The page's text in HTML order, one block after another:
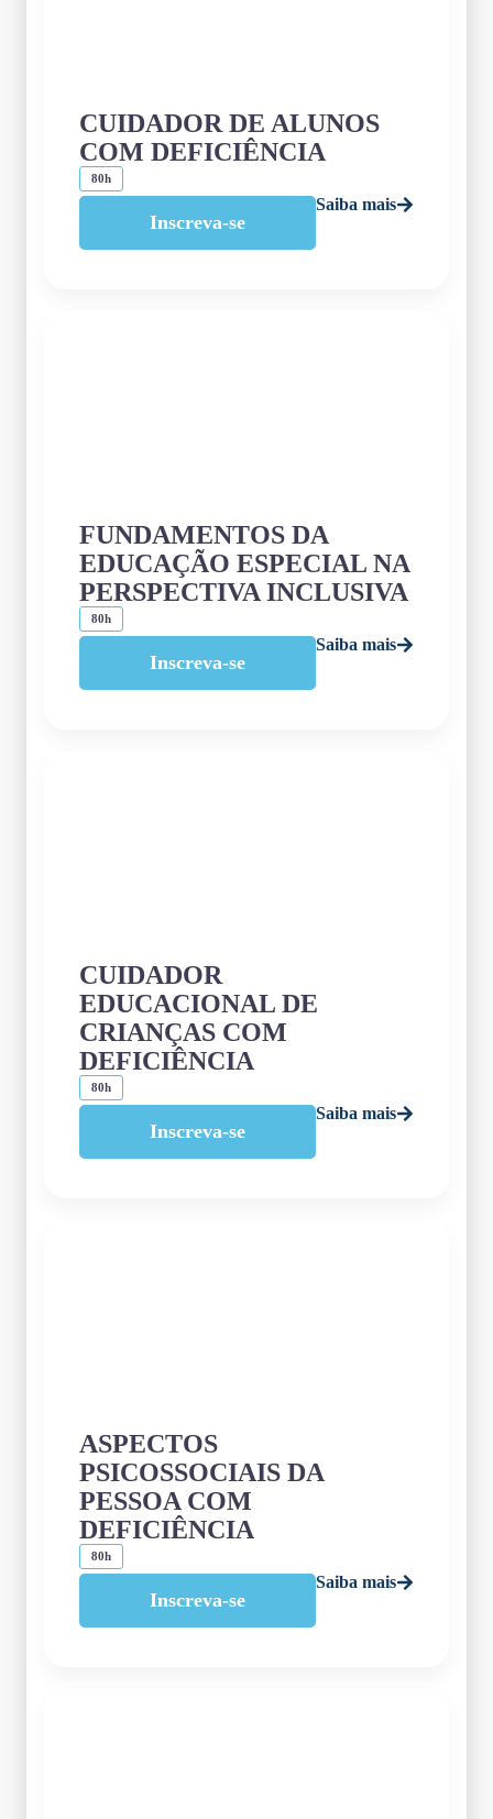
CUIDADOR DE ALUNOS
COM DEFICIÊNCIA
80h
Inscreva-se
Saiba mais
FUNDAMENTOS DA
EDUCAÇÃO ESPECIAL NA
PERSPECTIVA INCLUSIVA
80h
Inscreva-se
Saiba mais
CUIDADOR
EDUCACIONAL DE
CRIANÇAS COM
DEFICIÊNCIA
80h
Inscreva-se
Saiba mais
ASPECTOS
PSICOSSOCIAIS DA
PESSOA COM
DEFICIÊNCIA
80h
Inscreva-se
Saiba mais